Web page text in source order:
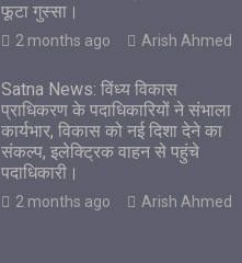
फूटा गुस्सा।
2 months ago Arish Ahmed
Satna News: विंध्य विकास
प्राधिकरण के पदाधिकारियों ने संभाला
कार्यभार, विकास को नई दिशा देने का
संकल्प, इलेक्ट्रिक वाहन से पहुंचे
पदाधिकारी।
2 months ago Arish Ahmed